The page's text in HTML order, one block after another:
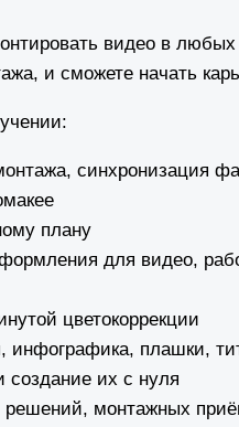
видео в
и сможете начать
синхронизация
плану
для видео,
цветокоррекции
инфографика, плашки,
создание их с нуля
решений, монтажных